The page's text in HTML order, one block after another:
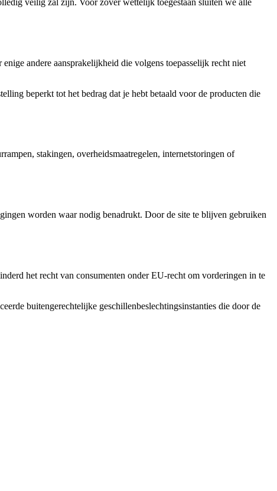
andere aansprakelijkheid die volgens toepasselijk recht niet
beperkt tot het bedrag dat je hebt betaald voor de producten die
stakingen, overheidsmaatregelen, internetstoringen of
worden waar nodig benadrukt. Door de site te blijven gebruiken
het recht van consumenten onder EU-recht om vorderingen in te
buitengerechtelijke geschillenbeslechtingsinstanties die door de